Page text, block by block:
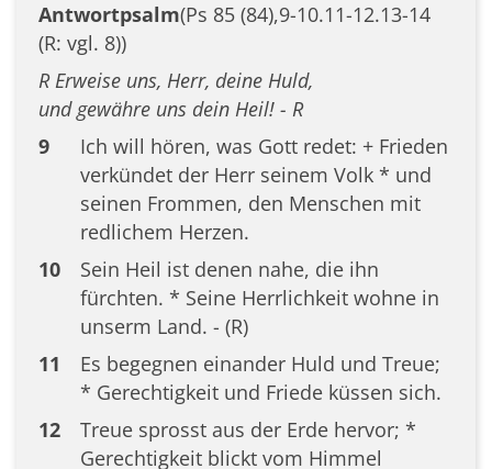
Antwortpsalm(Ps 85 (84),9-10.11-12.13-14
(R: vgl. 8))
R Erweise uns, Herr, deine Huld,
und gewähre uns dein Heil! - R
9
Ich will hören, was Gott redet: + Frieden
verkündet der Herr seinem Volk * und
seinen Frommen, den Menschen mit
redlichem Herzen.
10
Sein Heil ist denen nahe, die ihn
fürchten. * Seine Herrlichkeit wohne in
unserm Land. - (R)
11
Es begegnen einander Huld und Treue;
* Gerechtigkeit und Friede küssen sich.
12
Treue sprosst aus der Erde hervor; *
Gerechtigkeit blickt vom Himmel